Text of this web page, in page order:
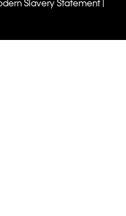
Slavery Statement |